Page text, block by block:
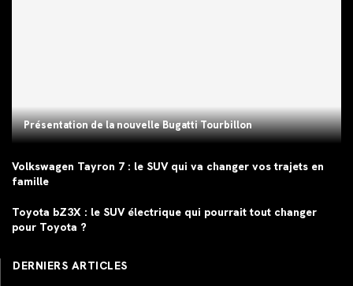
Présentation de la nouvelle Bugatti Tourbillon
Volkswagen Tayron 7 : le SUV qui va changer vos trajets en
famille
Toyota bZ3X : le SUV électrique qui pourrait tout changer
pour Toyota ?
DERNIERS ARTICLES